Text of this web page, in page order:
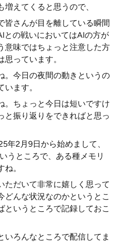
えてくると思うので、
皆さんが目を離している瞬間
との戦いにおいてはAIの方が
意味ではちょっと注意した方
っています。
。今日の夜間の動きというの
ます。
。ちょっと今日は短いですけ
と振り返りをできればと思っ
年2月9日から始めまして、
うところで、ある種メモリ
。
ただいて非常に嬉しく思って
どんな状況なのかというとこ
というところで記録しておこ
いろんなところで配信してま